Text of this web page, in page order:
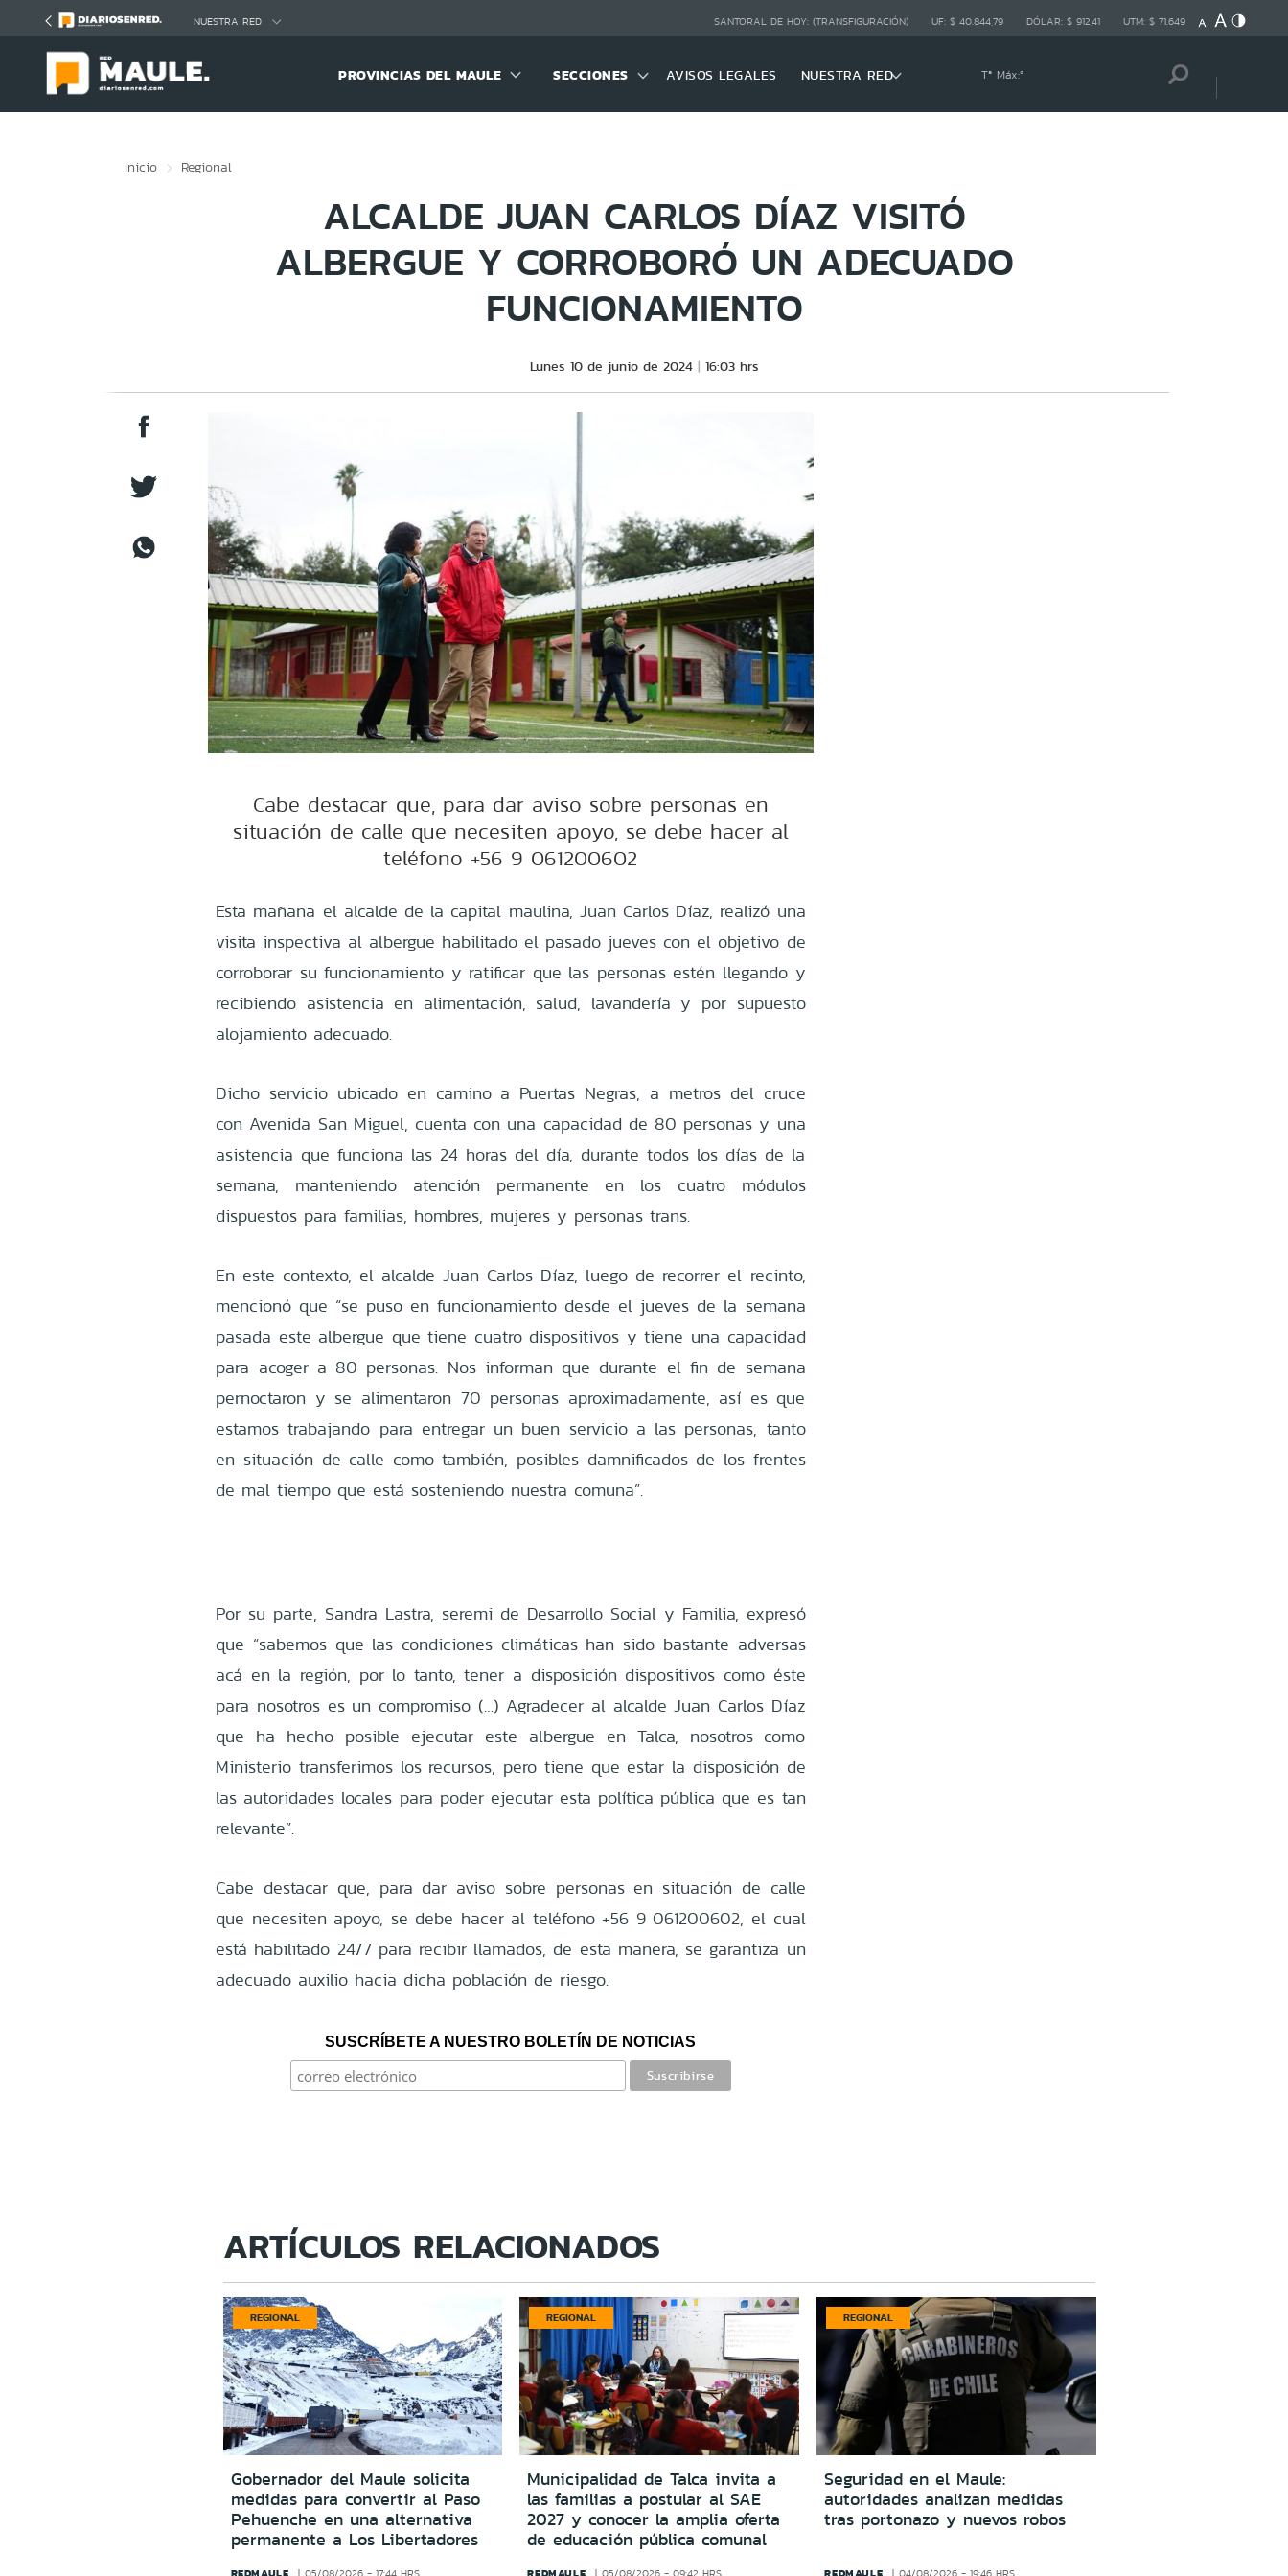
NUESTRA RED SANTORAL DE HOY: (TRANSFIGURACIÓN) UF: $ 40.844,79 DÓLAR: $ 912,41 UTM: $ 71.649
PROVINCIAS DEL MAULE SECCIONES AVISOS LEGALES NUESTRA RED Tª Máx:º
Inicio Regional
ALCALDE JUAN CARLOS DÍAZ VISITÓ
ALBERGUE Y CORROBORÓ UN ADECUADO
FUNCIONAMIENTO
Lunes 10 de junio de 2024 16:03 hrs
Cabe destacar que, para dar aviso sobre personas en
situación de calle que necesiten apoyo, se debe hacer al
teléfono +56 9 061200602
Esta mañana el alcalde de la capital maulina, Juan Carlos Díaz, realizó una
visita inspectiva al albergue habilitado el pasado jueves con el objetivo de
corroborar su funcionamiento y ratificar que las personas estén llegando y
recibiendo asistencia en alimentación, salud, lavandería y por supuesto
alojamiento adecuado.
Dicho servicio ubicado en camino a Puertas Negras, a metros del cruce
con Avenida San Miguel, cuenta con una capacidad de 80 personas y una
asistencia que funciona las 24 horas del día, durante todos los días de la
semana, manteniendo atención permanente en los cuatro módulos
dispuestos para familias, hombres, mujeres y personas trans.
En este contexto, el alcalde Juan Carlos Díaz, luego de recorrer el recinto,
mencionó que “se puso en funcionamiento desde el jueves de la semana
pasada este albergue que tiene cuatro dispositivos y tiene una capacidad
para acoger a 80 personas. Nos informan que durante el fin de semana
pernoctaron y se alimentaron 70 personas aproximadamente, así es que
estamos trabajando para entregar un buen servicio a las personas, tanto
en situación de calle como también, posibles damnificados de los frentes
de mal tiempo que está sosteniendo nuestra comuna”.
Por su parte, Sandra Lastra, seremi de Desarrollo Social y Familia, expresó
que “sabemos que las condiciones climáticas han sido bastante adversas
acá en la región, por lo tanto, tener a disposición dispositivos como éste
para nosotros es un compromiso (…) Agradecer al alcalde Juan Carlos Díaz
que ha hecho posible ejecutar este albergue en Talca, nosotros como
Ministerio transferimos los recursos, pero tiene que estar la disposición de
las autoridades locales para poder ejecutar esta política pública que es tan
relevante”.
Cabe destacar que, para dar aviso sobre personas en situación de calle
que necesiten apoyo, se debe hacer al teléfono +56 9 061200602, el cual
está habilitado 24/7 para recibir llamados, de esta manera, se garantiza un
adecuado auxilio hacia dicha población de riesgo.
SUSCRÍBETE A NUESTRO BOLETÍN DE NOTICIAS
ARTÍCULOS RELACIONADOS
REGIONAL
Gobernador del Maule solicita
medidas para convertir al Paso
Pehuenche en una alternativa
permanente a Los Libertadores
REDMAULE
REGIONAL
Municipalidad de Talca invita a
las familias a postular al SAE
2027 y conocer la amplia oferta
de educación pública comunal
REDMAULE
REGIONAL
Seguridad en el Maule:
autoridades analizan medidas
tras portonazo y nuevos robos
REDMAULE